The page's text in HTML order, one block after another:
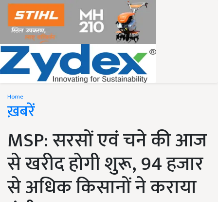
Home
ख़बरें
MSP: सरसों एवं चने की आज
से खरीद होगी शुरू, 94 हजार
से अधिक किसानों ने कराया